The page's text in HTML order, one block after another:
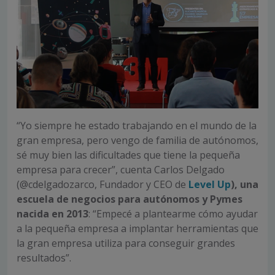
“Yo siempre he estado trabajando en el mundo de la
gran empresa, pero vengo de familia de autónomos,
sé muy bien las dificultades que tiene la pequeña
empresa para crecer”, cuenta Carlos Delgado
(@cdelgadozarco, Fundador y CEO de Level Up), una
escuela de negocios para autónomos y Pymes
nacida en 2013: “Empecé a plantearme cómo ayudar
a la pequeña empresa a implantar herramientas que
la gran empresa utiliza para conseguir grandes
resultados”.